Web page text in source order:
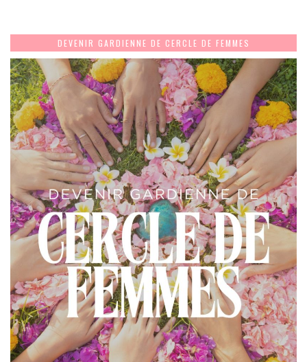
DEVENIR GARDIENNE DE CERCLE DE FEMMES